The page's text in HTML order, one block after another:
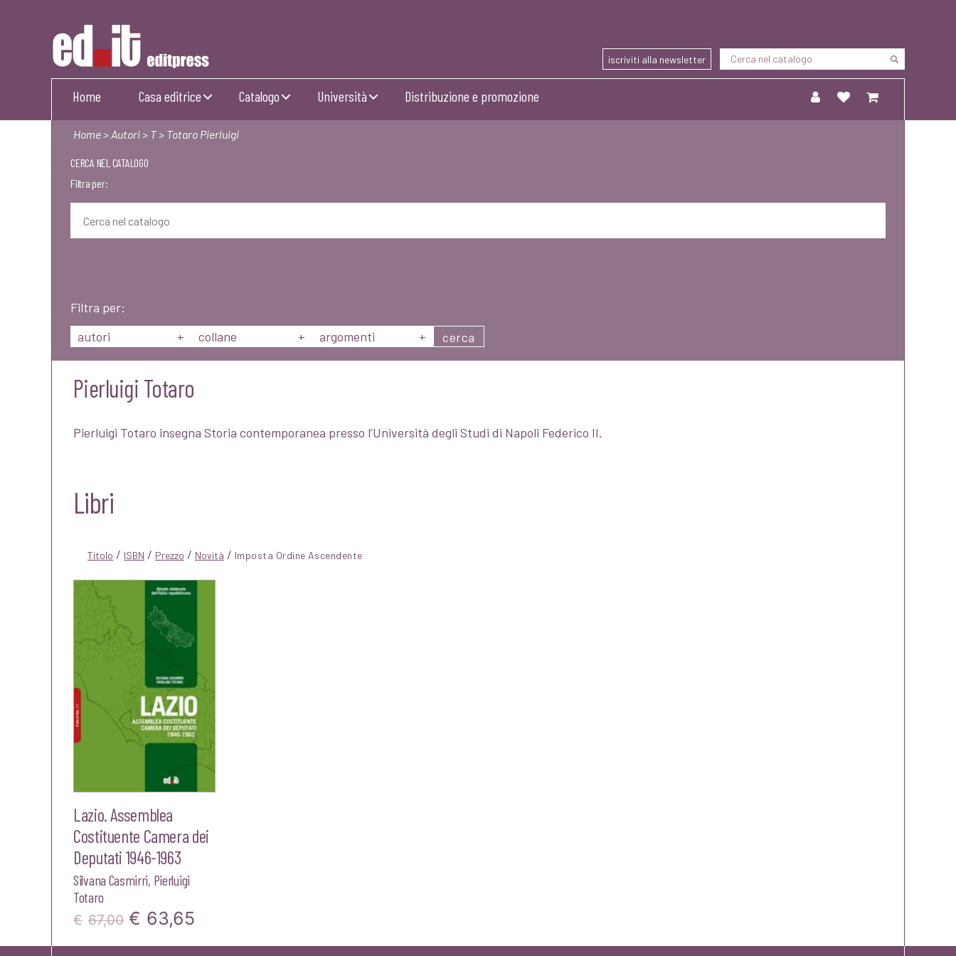
Editpress
iscriviti alla newsletter
Home Casa editrice Catalogo Università Distribuzione e promozione
Home> Autori> T> Totaro Pierluigi
CERCA NEL CATALOGO
Filtra per:
Filtra per:
autori
+ collane + argomenti + cerca
Pierluigi Totaro
Pierluigi Totaro insegna Storia contemporanea presso l’Università degli Studi di Napoli Federico II.
Libri
Titolo / ISBN / Prezzo / Novità /
Lazio. Assemblea
Costituente Camera dei
Deputati 1946-1963
Silvana Casmirri, Pierluigi
Totaro
€ 67,00 Il
prezzo
€ 63,65
prezzo